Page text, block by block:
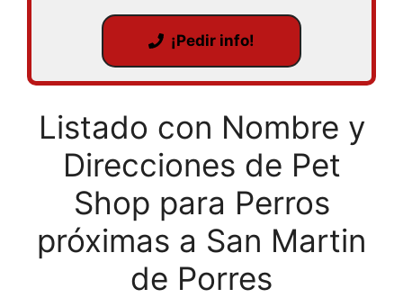
¡Pedir info!
Listado con Nombre y
Direcciones de Pet
Shop para Perros
próximas a San Martin
de Porres